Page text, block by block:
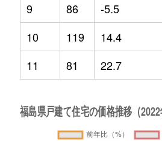
9
86 -5.5
10
119 14.4
11
81 22.7